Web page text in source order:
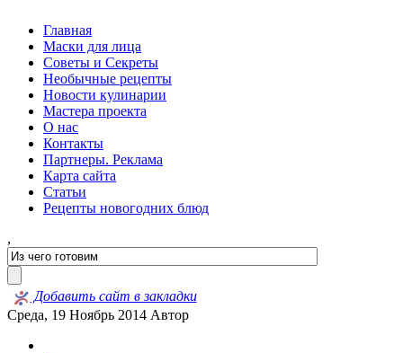
Главная
Маски для лица
Советы и Секреты
Необычные рецепты
Новости кулинарии
Мастера проекта
О нас
Контакты
Партнеры. Реклама
Карта сайта
Статьи
Рецепты новогодних блюд
,
Добавить сайт в закладки
Среда, 19 Ноябрь 2014 Автор